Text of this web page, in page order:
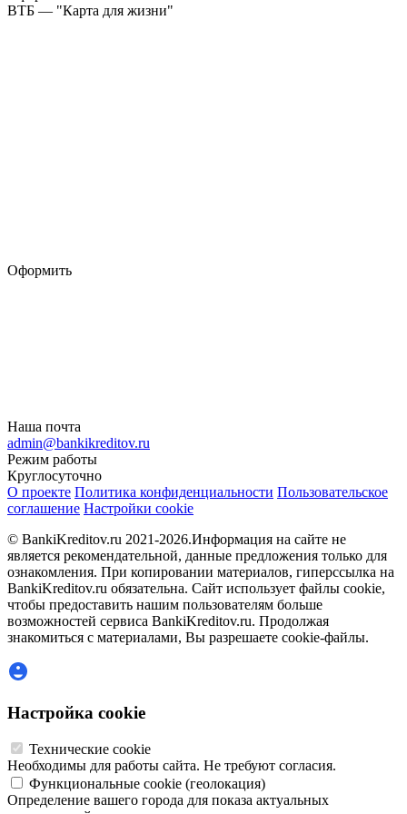
ВТБ — "Карта для жизни"
Оформить
Наша почта
admin@bankikreditov.ru
Режим работы
Круглосуточно
О проекте Политика конфиденциальности Пользовательское
соглашение Настройки cookie
© BankiKreditov.ru 2021-2026.Информация на сайте не
является рекомендательной, данные предложения только для
ознакомления. При копировании материалов, гиперссылка на
BankiKreditov.ru обязательна. Сайт использует файлы cookie,
чтобы предоставить нашим пользователям больше
возможностей сервиса BankiKreditov.ru. Продолжая
знакомиться с материалами, Вы разрешаете cookie-файлы.
Настройка cookie
Технические cookie
Необходимы для работы сайта. Не требуют согласия.
Функциональные cookie (геолокация)
Определение вашего города для показа актуальных